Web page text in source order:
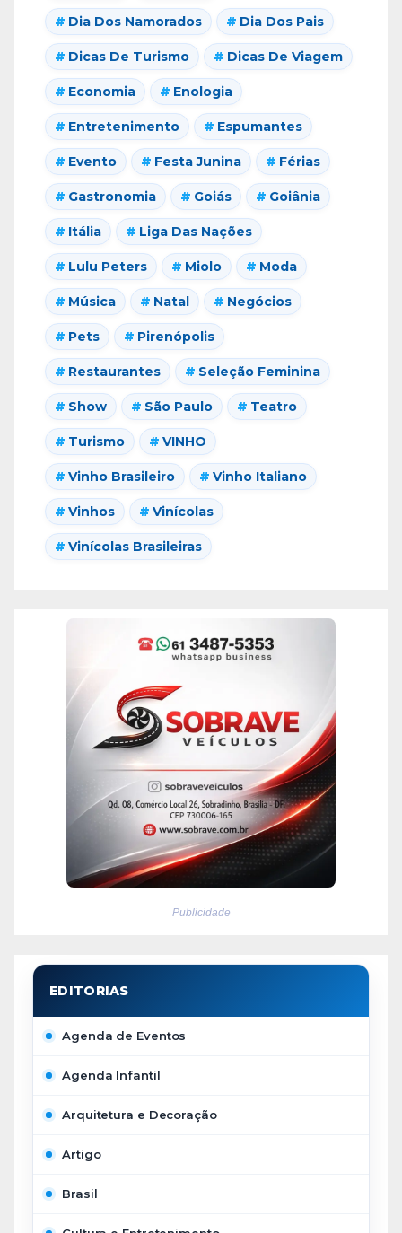
Dia Dos Namorados Dia Dos Pais
Dicas De Turismo Dicas De Viagem
Economia Enologia
Entretenimento Espumantes
Evento Festa Junina Férias
Gastronomia Goiás Goiânia
Itália Liga Das Nações
Lulu Peters Miolo Moda
Música Natal Negócios
Pets Pirenópolis
Restaurantes Seleção Feminina
Show São Paulo Teatro
Turismo VINHO
Vinho Brasileiro Vinho Italiano
Vinhos Vinícolas
Vinícolas Brasileiras
Publicidade
Agenda de Eventos
Agenda Infantil
Arquitetura e Decoração
Artigo
Brasil